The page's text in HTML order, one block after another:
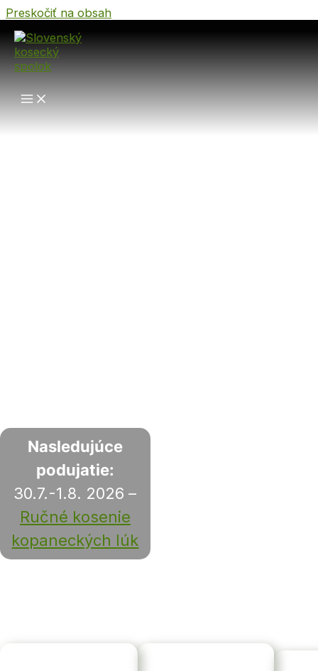
Preskočiť na obsah
Nasledujúce
podujatie:
30.7.-1.8. 2026 –
Ručné kosenie
kopaneckých lúk